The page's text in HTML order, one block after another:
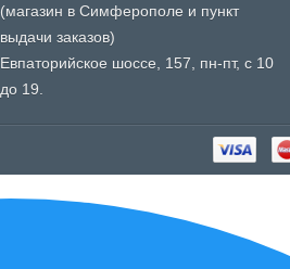
(магазин в Симферополе и пункт
выдачи заказов)
Евпаторийское шоссе, 157, пн-пт, с 10
до 19.